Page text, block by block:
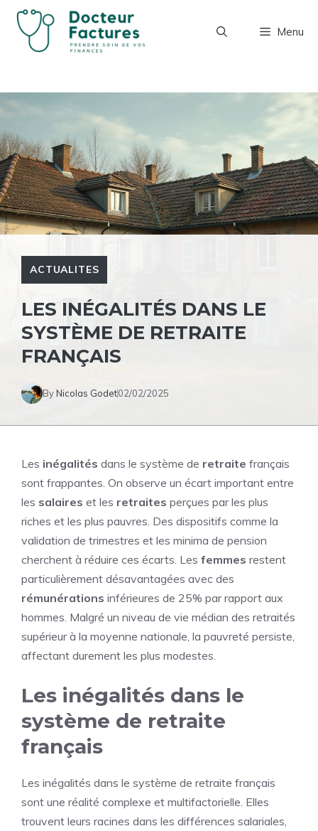
Aller
contenu
Menu
ACTUALITES
LES INÉGALITÉS DANS LE
SYSTÈME DE RETRAITE
FRANÇAIS
ByNicolas Godet02/02/2025
Les inégalités dans le système de retraite français
sont frappantes. On observe un écart important entre
les salaires et les retraites perçues par les plus
riches et les plus pauvres. Des dispositifs comme la
validation de trimestres et les minima de pension
cherchent à réduire ces écarts. Les femmes restent
particulièrement désavantagées avec des
rémunérations inférieures de 25% par rapport aux
hommes. Malgré un niveau de vie médian des retraités
supérieur à la moyenne nationale, la pauvreté persiste,
affectant durement les plus modestes.
Les inégalités dans le
système de retraite
français
Les inégalités dans le système de retraite français
sont une réalité complexe et multifactorielle. Elles
trouvent leurs racines dans les différences salariales,